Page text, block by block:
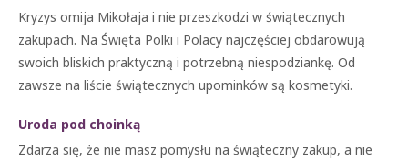
Kryzys omija Mikołaja i nie przeszkodzi w świątecznych
zakupach. Na Święta Polki i Polacy najczęściej obdarowują
swoich bliskich praktyczną i potrzebną niespodziankę. Od
zawsze na liście świątecznych upominków są kosmetyki.
Uroda pod choinką
Zdarza się, że nie masz pomysłu na świąteczny zakup, a nie